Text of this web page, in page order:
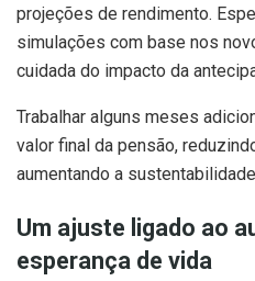
projeções de rendimento.
simulações com base nos
cuidada do impacto da
Trabalhar alguns meses
valor final da pensão,
aumentando a
Um ajuste ligado ao
esperança de vida